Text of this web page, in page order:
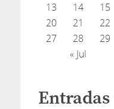
« Jul
13
14 15
20
21 22
27
28 29